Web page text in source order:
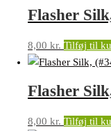
Flasher
8,00 kr. Tilføj til
Flasher
8,00 kr. Tilføj til